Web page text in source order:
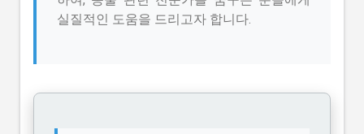
실질적인 도움을 드리고자 합니다.